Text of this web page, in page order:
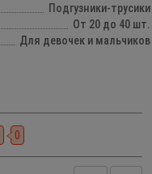
Подгузники-трусики
От 20 до 40 шт.
Для девочек и мальчиков
0